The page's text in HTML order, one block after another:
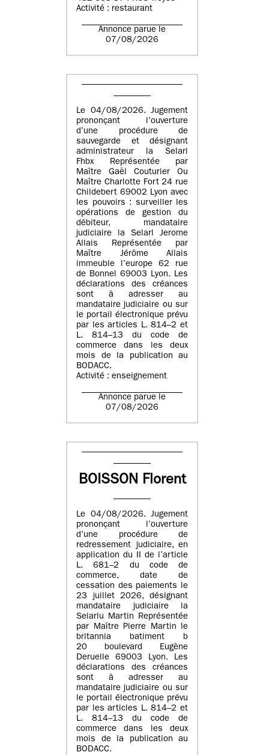
Activité : restaurant
Annonce parue le
07/08/2026
Le 04/08/2026. Jugement
prononçant l’ouverture
d’une procédure de
sauvegarde et désignant
administrateur la Selarl
Fhbx Représentée par
Maître Gaël Couturier Ou
Maître Charlotte Fort 24 rue
Childebert 69002 Lyon avec
les pouvoirs : surveiller les
opérations de gestion du
débiteur, mandataire
judiciaire la Selarl Jerome
Allais Représentée par
Maître Jérôme Allais
immeuble l’europe 62 rue
de Bonnel 69003 Lyon. Les
déclarations des créances
sont à adresser au
mandataire judiciaire ou sur
le portail électronique prévu
par les articles L. 814–2 et
L. 814–13 du code de
commerce dans les deux
mois de la publication au
BODACC.
Activité : enseignement
Annonce parue le
07/08/2026
BOISSON Florent
Le 04/08/2026. Jugement
prononçant l’ouverture
d’une procédure de
redressement judiciaire, en
application du II de l’article
L. 681–2 du code de
commerce, date de
cessation des paiements le
23 juillet 2026, désignant
mandataire judiciaire la
Selarlu Martin Représentée
par Maître Pierre Martin le
britannia batiment b
20 boulevard Eugène
Deruelle 69003 Lyon. Les
déclarations des créances
sont à adresser au
mandataire judiciaire ou sur
le portail électronique prévu
par les articles L. 814–2 et
L. 814–13 du code de
commerce dans les deux
mois de la publication au
BODACC.